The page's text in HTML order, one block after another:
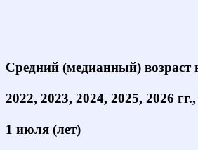
Средний (медианный) возраст
2022, 2023, 2024, 2025, 2026
1 июля (лет)